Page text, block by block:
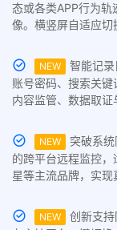
态或各类APP行为轨
像。横竖屏自适应切
NEW
智能记录
账号密码、搜索关
内容监管、数据取证
NEW
突破系
的跨平台远程监控
星等主流品牌，实现
NEW
创新支